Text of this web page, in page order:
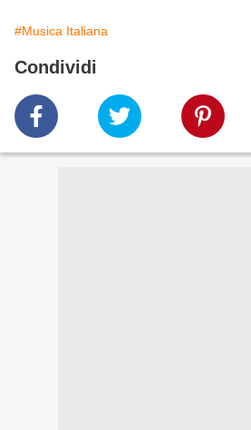
#Musica Italiana
Condividi